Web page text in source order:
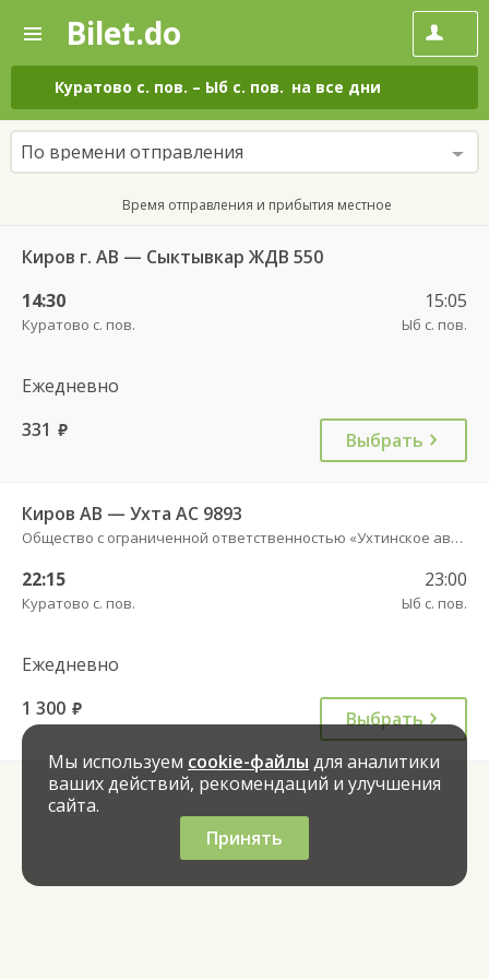
—
Поиск
и
покупка
билетов
на
автобус
онлайн
Bilet.do
Куратово с. пов. – Ыб с. пов. на все дни
По времени отправления
Время отправления и прибытия местное
Киров г. АВ — Сыктывкар ЖДВ 550
14:30
Куратово с. пов.
15:05
Ыб с. пов.
Ежедневно
331 руб. Выбрать
Киров АВ — Ухта АС 9893
Общество с ограниченной ответственностью «Ухтинское автотранспортное предприятие»
22:15
Куратово с. пов.
23:00
Ыб с. пов.
Ежедневно
1 300 руб.
Выбрать
Мы используем cookie-файлы для аналитики
ваших действий, рекомендаций и улучшения
сайта.
Принять